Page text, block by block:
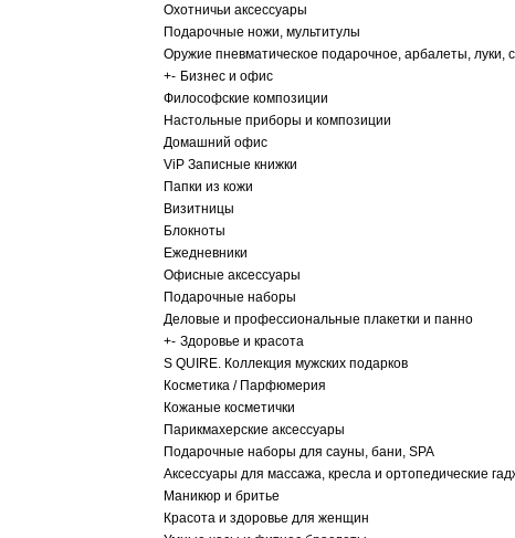
Охотничьи аксессуары
Подарочные ножи, мультитулы
Оружие пневматическое подарочное, арбалеты, луки,
+- Бизнес и офис
Философские композиции
Настольные приборы и композиции
Домашний офис
ViP Записные книжки
Папки из кожи
Визитницы
Блокноты
Ежедневники
Офисные аксессуары
Подарочные наборы
Деловые и профессиональные плакетки и панно
+- Здоровье и красота
S QUIRE. Коллекция мужских подарков
Косметика / Парфюмерия
Кожаные косметички
Парикмахерские аксессуары
Подарочные наборы для сауны, бани, SPA
Аксессуары для массажа, кресла и ортопедические
Маникюр и бритье
Красота и здоровье для женщин